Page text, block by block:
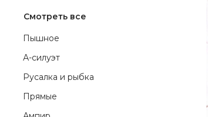
Смотреть все
Пышное
А-силуэт
Русалка и рыбка
Прямые